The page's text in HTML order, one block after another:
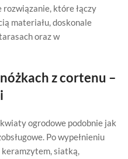
rozwiązanie, które łączy
materiału, doskonale
oraz w
z cortenu –
ogrodowe podobnie jak
Po wypełnieniu
siatką,